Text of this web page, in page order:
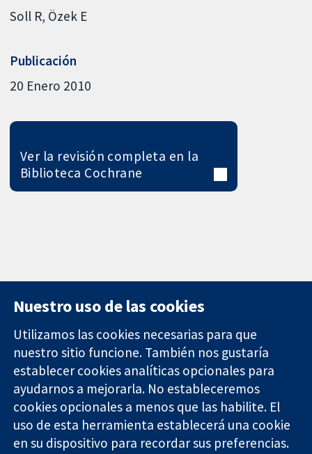
Soll R Özek E
Publicación
20 Enero 2010
Ver la revisión completa en la
Biblioteca Cochrane
Evidencia fiable.
Decisiones
informadas.
Mejor salud.
11-13 Cavendish
Square
Londres
W1G 0AN
Reino Unido
Contacto
Noticias
Prensa
Sobre
nosotros
Empleo
Nuestro uso de las cookies
Utilizamos las cookies necesarias para que
nuestro sitio funcione. También nos gustaría
establecer cookies analíticas opcionales para
ayudarnos a mejorarla. No estableceremos
cookies opcionales a menos que las habilite. El
uso de esta herramienta establecerá una cookie
en su dispositivo para recordar sus preferencias.